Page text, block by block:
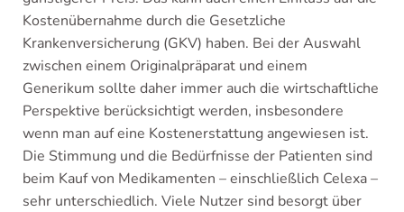
Kostenübernahme durch die Gesetzliche
Krankenversicherung (GKV) haben. Bei der Auswahl
zwischen einem Originalpräparat und einem
Generikum sollte daher immer auch die wirtschaftliche
Perspektive berücksichtigt werden, insbesondere
wenn man auf eine Kostenerstattung angewiesen ist.
Die Stimmung und die Bedürfnisse der Patienten sind
beim Kauf von Medikamenten – einschließlich Celexa –
sehr unterschiedlich. Viele Nutzer sind besorgt über